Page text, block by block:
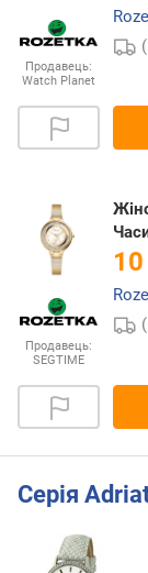
Продавець:
Watch Planet
Продавець:
SEGTIME
Серія